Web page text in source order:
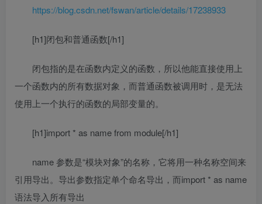
https://blog.csdn.net/fswan/article/details/17238933
[h1]闭包和普通函数[/h1]
闭包指的是在函数内定义的函数，所以他能直接使用上
一个函数内的所有数据对象，而普通函数被调用时，是无法
使用上一个执行的函数的局部变量的。
[h1]import * as name from module[/h1]
name 参数是“模块对象”的名称，它将用一种名称空间来
引用导出。导出参数指定单个命名导出，而import * as name
语法导入所有导出